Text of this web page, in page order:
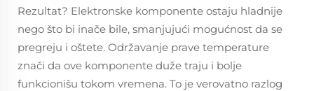
Rezultat? Elektronske komponente ostaju hladnije
nego što bi inače bile, smanjujući mogućnost da se
pregreju i oštete. Održavanje prave temperature
znači da ove komponente duže traju i bolje
funkcionišu tokom vremena. To je verovatno razlog